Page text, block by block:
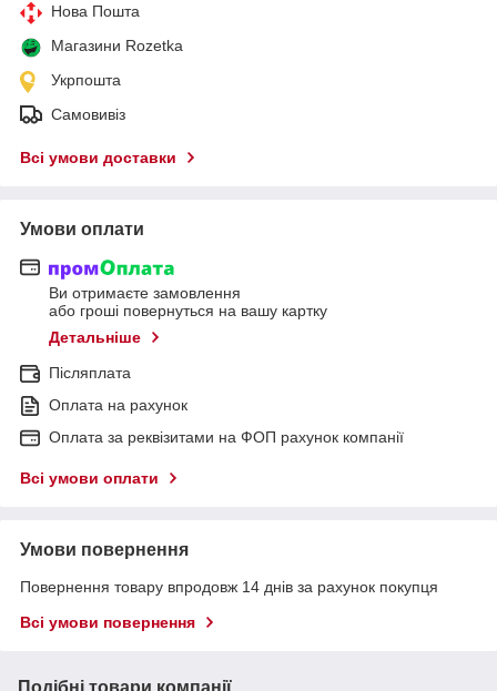
Нова Пошта
Магазини Rozetka
Укрпошта
Самовивіз
Всі умови доставки
Умови оплати
Ви отримаєте замовлення
або гроші повернуться на вашу картку
Детальніше
Післяплата
Оплата на рахунок
Оплата за реквізитами на ФОП рахунок компанії
Всі умови оплати
Умови повернення
Повернення товару впродовж 14 днів за рахунок покупця
Всі умови повернення